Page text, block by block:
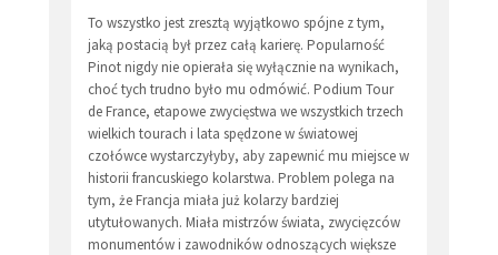
To wszystko jest zresztą wyjątkowo spójne z tym,
jaką postacią był przez całą karierę. Popularność
Pinot nigdy nie opierała się wyłącznie na wynikach,
choć tych trudno było mu odmówić. Podium Tour
de France, etapowe zwycięstwa we wszystkich trzech
wielkich tourach i lata spędzone w światowej
czołówce wystarczyłyby, aby zapewnić mu miejsce w
historii francuskiego kolarstwa. Problem polega na
tym, że Francja miała już kolarzy bardziej
utytułowanych. Miała mistrzów świata, zwycięzców
monumentów i zawodników odnoszących większe